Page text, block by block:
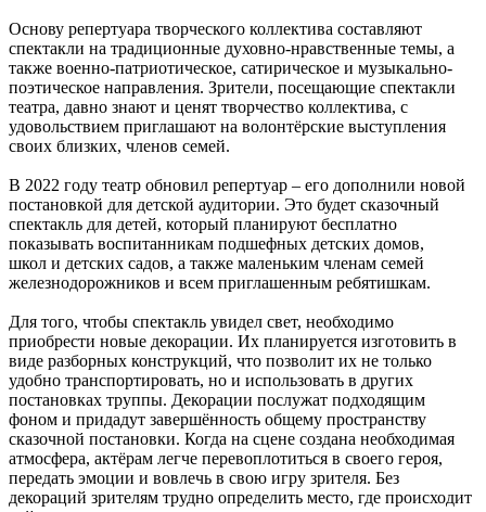
Основу репертуара творческого коллектива составляют
спектакли на традиционные духовно-нравственные темы, а
также военно-патриотическое, сатирическое и музыкально-
поэтическое направления. Зрители, посещающие спектакли
театра, давно знают и ценят творчество коллектива, с
удовольствием приглашают на волонтёрские выступления
своих близких, членов семей.
В 2022 году театр обновил репертуар – его дополнили новой
постановкой для детской аудитории. Это будет сказочный
спектакль для детей, который планируют бесплатно
показывать воспитанникам подшефных детских домов,
школ и детских садов, а также маленьким членам семей
железнодорожников и всем приглашенным ребятишкам.
Для того, чтобы спектакль увидел свет, необходимо
приобрести новые декорации. Их планируется изготовить в
виде разборных конструкций, что позволит их не только
удобно транспортировать, но и использовать в других
постановках труппы. Декорации послужат подходящим
фоном и придадут завершённость общему пространству
сказочной постановки. Когда на сцене создана необходимая
атмосфера, актёрам легче перевоплотиться в своего героя,
передать эмоции и вовлечь в свою игру зрителя. Без
декораций зрителям трудно определить место, где происходит